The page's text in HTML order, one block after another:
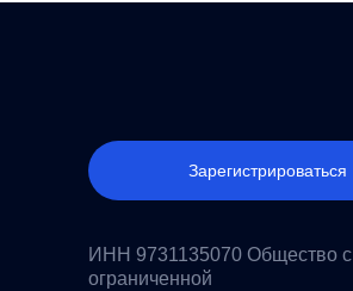
Зарегистрироваться
ИНН 9731135070 Общество с
ограниченной